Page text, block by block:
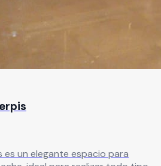
es un elegante espacio para